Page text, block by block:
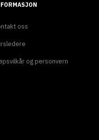
oss
og personvern